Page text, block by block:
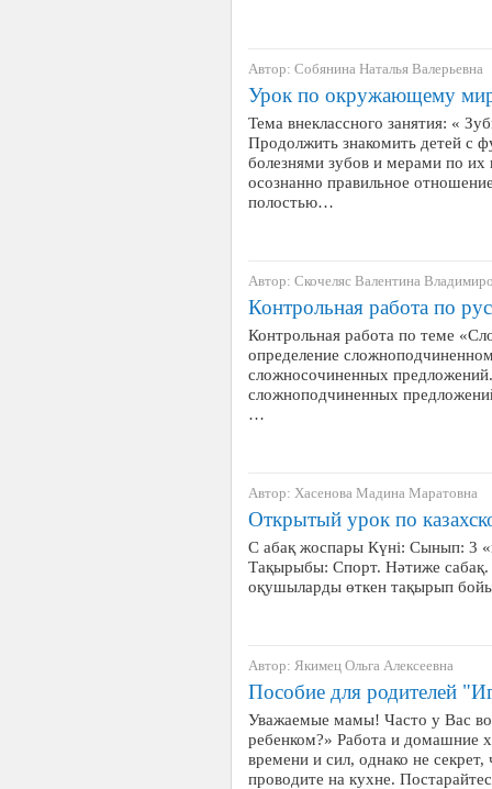
Автор: Собянина Наталья Валерьевна
Урок по окружающему
Тема внеклассного занятия: «
Продолжить знакомить детей с
болезнями зубов и мерами по
осознанно правильное
полостью…
Автор: Скочеляс Валентина
Контрольная работа по
Контрольная работа по теме
определение
сложносочиненных
сложноподчиненных
…
Автор: Хасенова Мадина Маратовна
Открытый урок по
С абақ жоспары Күні: Сынып: 3
Тақырыбы: Спорт. Нәтиже сабақ.
оқушыларды өткен тақырып
Автор: Якимец Ольга Алексеевна
Пособие для родителей
Уважаемые мамы! Часто у Вас
ребенком?» Работа и домашние
времени и сил, однако не
проводите на кухне.